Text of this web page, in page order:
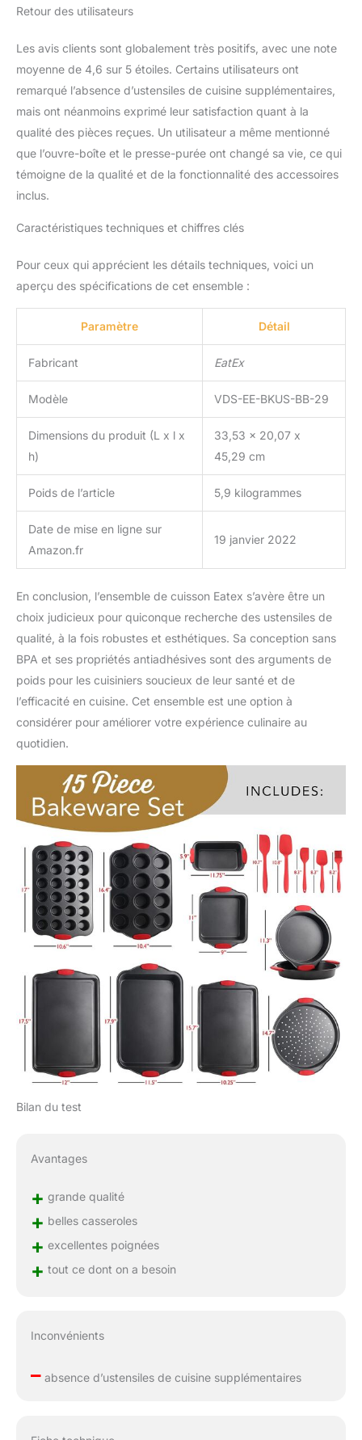
Retour des utilisateurs
Les avis clients sont globalement très positifs, avec une note
moyenne de 4,6 sur 5 étoiles. Certains utilisateurs ont
remarqué l’absence d’ustensiles de cuisine supplémentaires,
mais ont néanmoins exprimé leur satisfaction quant à la
qualité des pièces reçues. Un utilisateur a même mentionné
que l’ouvre-boîte et le presse-purée ont changé sa vie, ce qui
témoigne de la qualité et de la fonctionnalité des accessoires
inclus.
Caractéristiques techniques et chiffres clés
Pour ceux qui apprécient les détails techniques, voici un
aperçu des spécifications de cet ensemble :
Paramètre Détail
Fabricant EatEx
Modèle VDS-EE-BKUS-BB-29
Dimensions du produit (L x l x
h)
33,53 x 20,07 x
45,29 cm
Poids de l’article 5,9 kilogrammes
Date de mise en ligne sur
Amazon.fr
19 janvier 2022
En conclusion, l’ensemble de cuisson Eatex s’avère être un
choix judicieux pour quiconque recherche des ustensiles de
qualité, à la fois robustes et esthétiques. Sa conception sans
BPA et ses propriétés antiadhésives sont des arguments de
poids pour les cuisiniers soucieux de leur santé et de
l’efficacité en cuisine. Cet ensemble est une option à
considérer pour améliorer votre expérience culinaire au
quotidien.
Bilan du test
Avantages
+ grande qualité
+ belles casseroles
+ excellentes poignées
+ tout ce dont on a besoin
Inconvénients
–absence d’ustensiles de cuisine supplémentaires